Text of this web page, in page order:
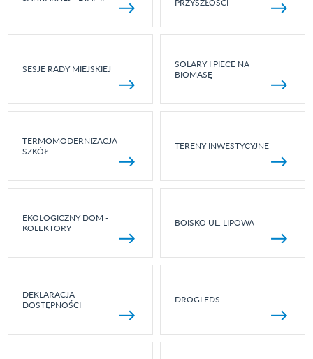
PRZYSZŁOŚCI
SESJE RADY MIEJSKIEJ
SOLARY I PIECE NA
BIOMASĘ
TERMOMODERNIZACJA
SZKÓŁ
TERENY INWESTYCYJNE
EKOLOGICZNY DOM -
KOLEKTORY
BOISKO UL. LIPOWA
DEKLARACJA
DOSTĘPNOŚCI
DROGI FDS